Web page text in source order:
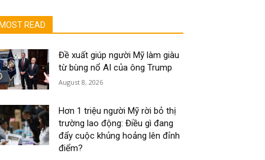
MOST READ
Đề xuất giúp người Mỹ làm giàu
từ bùng nổ AI của ông Trump
August 8, 2026
Hơn 1 triệu người Mỹ rời bỏ thị
trường lao động: Điều gì đang
đẩy cuộc khủng hoảng lên đỉnh
điểm?